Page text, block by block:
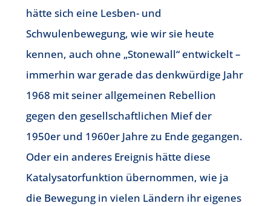
hätte sich eine Lesben- und
Schwulenbewegung, wie wir sie heute
kennen, auch ohne „Stonewall“ entwickelt –
immerhin war gerade das denkwürdige Jahr
1968 mit seiner allgemeinen Rebellion
gegen den gesellschaftlichen Mief der
1950er und 1960er Jahre zu Ende gegangen.
Oder ein anderes Ereignis hätte diese
Katalysatorfunktion übernommen, wie ja
die Bewegung in vielen Ländern ihr eigenes